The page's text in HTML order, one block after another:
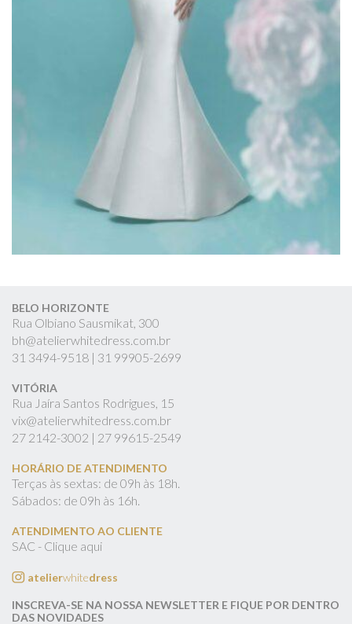
BELO HORIZONTE
Rua Olbiano Sausmikat, 300
bh@atelierwhitedress.com.br
31 3494-9518 | 31 99905-2699
VITÓRIA
Rua Jaíra Santos Rodrigues, 15
vix@atelierwhitedress.com.br
27 2142-3002 | 27 99615-2549
HORÁRIO DE ATENDIMENTO
Terças às sextas: de 09h às 18h.
Sábados: de 09h às 16h.
ATENDIMENTO AO CLIENTE
SAC - Clique aqui
atelierwhitedress
INSCREVA-SE NA NOSSA NEWSLETTER E FIQUE POR DENTRO
DAS NOVIDADES